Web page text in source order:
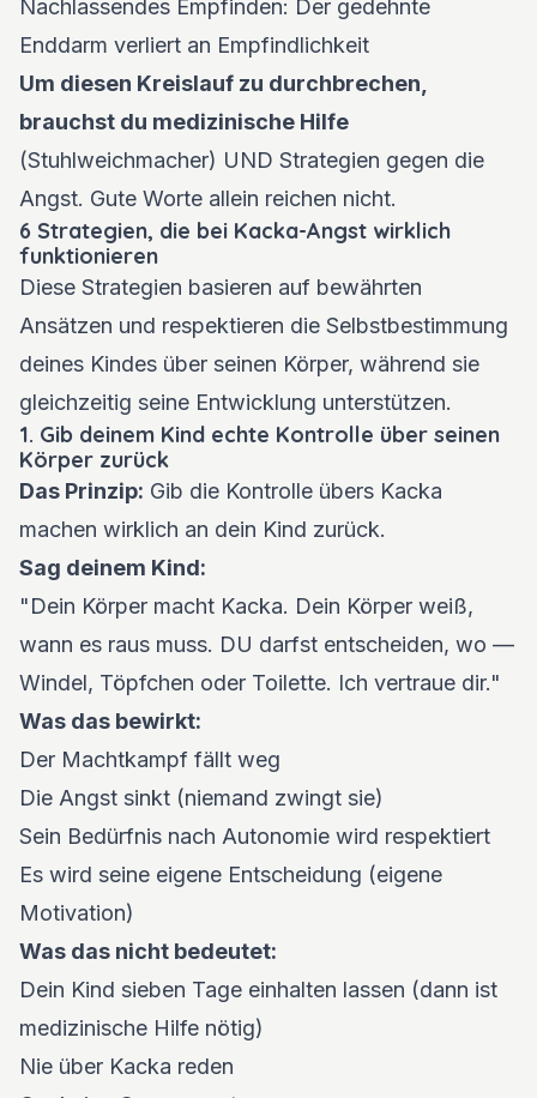
Nachlassendes Empfinden: Der gedehnte
Enddarm verliert an Empfindlichkeit
Um diesen Kreislauf zu durchbrechen,
brauchst du medizinische Hilfe
(Stuhlweichmacher) UND Strategien gegen die
Angst. Gute Worte allein reichen nicht.
6 Strategien, die bei Kacka-Angst wirklich
funktionieren
Diese Strategien basieren auf bewährten
Ansätzen und respektieren die Selbstbestimmung
deines Kindes über seinen Körper, während sie
gleichzeitig seine Entwicklung unterstützen.
1. Gib deinem Kind echte Kontrolle über seinen
Körper zurück
Das Prinzip: Gib die Kontrolle übers Kacka
machen wirklich an dein Kind zurück.
Sag deinem Kind:
"Dein Körper macht Kacka. Dein Körper weiß,
wann es raus muss. DU darfst entscheiden, wo —
Windel, Töpfchen oder Toilette. Ich vertraue dir."
Was das bewirkt:
Der Machtkampf fällt weg
Die Angst sinkt (niemand zwingt sie)
Sein Bedürfnis nach Autonomie wird respektiert
Es wird seine eigene Entscheidung (eigene
Motivation)
Was das nicht bedeutet:
Dein Kind sieben Tage einhalten lassen (dann ist
medizinische Hilfe nötig)
Nie über Kacka reden